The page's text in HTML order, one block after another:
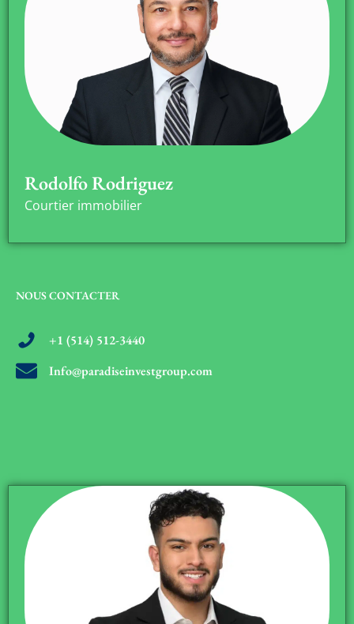
Rodolfo Rodriguez
Courtier immobilier
NOUS CONTACTER
+1 (514) 512-3440
Info@paradiseinvestgroup.com